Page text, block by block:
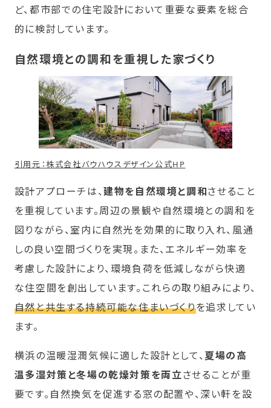
ど、都市部での住宅設計において重要な要素を総合
的に検討しています。
自然環境との調和を重視した家づくり
引用元：株式会社バウハウスデザイン公式HP
設計アプローチは、建物を自然環境と調和させること
を重視しています。周辺の景観や自然環境との調和を
図りながら、室内に自然光を効果的に取り入れ、風通
しの良い空間づくりを実現。また、エネルギー効率を
考慮した設計により、環境負荷を低減しながら快適
な住空間を創出しています。これらの取り組みにより、
自然と共生する持続可能な住まいづくりを追求してい
ます。
横浜の温暖湿潤気候に適した設計として、夏場の高
温多湿対策と冬場の乾燥対策を両立させることが重
要です。自然換気を促進する窓の配置や、深い軒を設